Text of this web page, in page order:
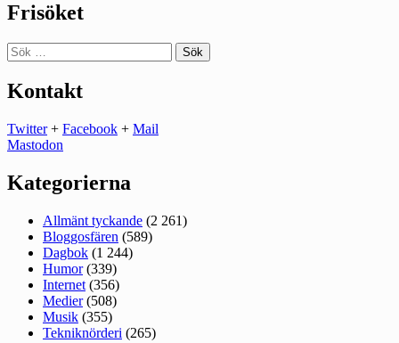
Frisöket
Sök
efter:
Kontakt
Twitter+ Facebook + Mail
Mastodon
Kategorierna
Allmänt tyckande (2 261)
Bloggosfären (589)
Dagbok (1 244)
Humor(339)
Internet (356)
Medier(508)
Musik (355)
Tekniknörderi (265)